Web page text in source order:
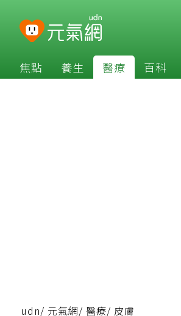
焦點 養生 醫療 百科
udn/ 元氣網/ 醫療/ 皮膚